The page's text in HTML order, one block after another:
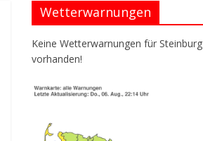
Wetterwarnungen
Keine Wetterwarnungen für Steinburg
vorhanden!